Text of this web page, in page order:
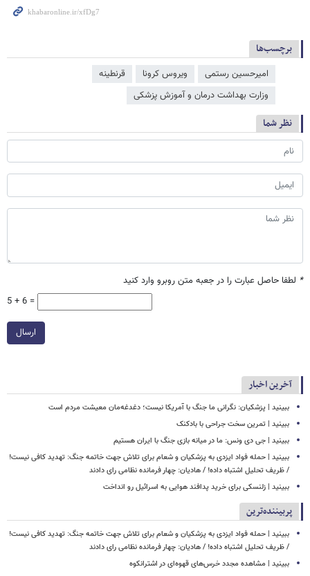
برچسب‌ها
امیرحسین رستمی ویروس کرونا
قرنطینه
وزارت بهداشت درمان و آموزش پزشکی
نظر شما
* لطفا حاصل عبارت را در جعبه متن روبرو وارد کنید
5 + 6 =
ارسال
آخرین اخبار
ببینید | پزشکیان: نگرانی ما جنگ با آمریکا نیست؛ دغدغه‌مان معیشت مردم است
ببینید | تمرین سخت جراحی با بادکنک
ببینید | جی دی ونس: ما در میانه بازی جنگ با ایران هستیم
ببینید | حمله فواد ایزدی به پزشکیان و شعام برای تلاش جهت خاتمه جنگ: تهدید کافی نیست!
/ ظریف تحلیل اشتباه داده! / هادیان: چهار فرمانده نظامی رای دادند
ببینید | زلنسکی برای خرید پدافند هوایی به اسرائیل رو انداخت
پربیننده‌ترین
ببینید | حمله فواد ایزدی به پزشکیان و شعام برای تلاش جهت خاتمه جنگ: تهدید کافی نیست!
/ ظریف تحلیل اشتباه داده! / هادیان: چهار فرمانده نظامی رای دادند
ببینید | مشاهده مجدد خرس‌های قهوه‌ای در اشترانکوه